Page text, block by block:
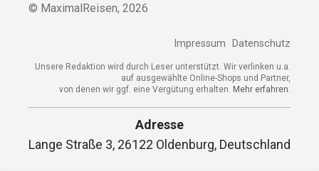
© MaximalReisen, 2026
Impressum Datenschutz
Unsere Redaktion wird durch Leser unterstützt. Wir verlinken u.a.
auf ausgewählte Online-Shops und Partner,
von denen wir ggf. eine Vergütung erhalten. Mehr erfahren.
Adresse
Lange Straße 3, 26122 Oldenburg, Deutschland